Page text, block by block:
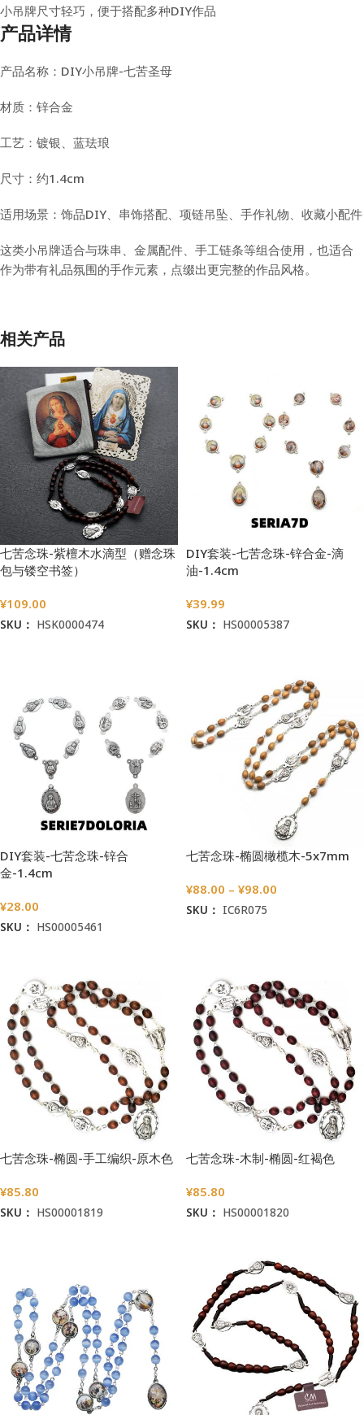
小吊牌尺寸轻巧，便于搭配多种DIY作品
产品详情
产品名称：DIY小吊牌-七苦圣母
材质：锌合金
工艺：镀银、蓝珐琅
尺寸：约1.4cm
适用场景：饰品DIY、串饰搭配、项链吊坠、手作礼物、收藏小配件
这类小吊牌适合与珠串、金属配件、手工链条等组合使用，也适合
作为带有礼品氛围的手作元素，点缀出更完整的作品风格。
相关产品
七苦念珠-紫檀木水滴型（赠念珠
包与镂空书签）
¥109.00
SKU： HSK0000474
DIY套装-七苦念珠-锌合金-滴
油-1.4cm
¥39.99
SKU： HS00005387
DIY套装-七苦念珠-锌合
金-1.4cm
¥28.00
SKU： HS00005461
七苦念珠-椭圆橄榄木-5x7mm
¥88.00 – ¥98.00
SKU： IC6R075
七苦念珠-椭圆-手工编织-原木色
¥85.80
SKU： HS00001819
七苦念珠-木制-椭圆-红褐色
¥85.80
SKU： HS00001820